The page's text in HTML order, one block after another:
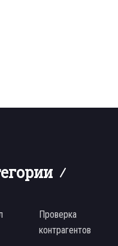
Проверка
контрагентов